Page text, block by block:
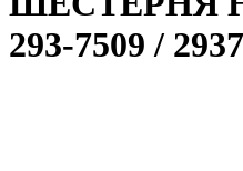
293-7509 /